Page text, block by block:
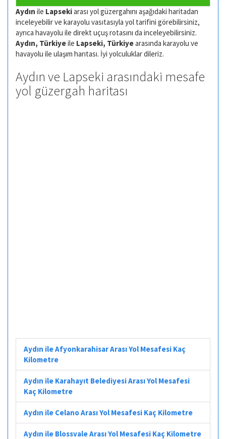
Aydın ile Lapsekiarası yol güzergahını aşağıdaki haritadan
inceleyebilir ve karayolu vasıtasıyla yol tarifini görebilirsiniz,
ayrıca havayolu ile direkt uçuş rotasını da inceleyebilirsiniz.
Aydın, Türkiyeile Lapseki, Türkiyearasında karayolu ve
havayolu ile ulaşım harıtası. İyi yolculuklar dileriz.
Aydın ve Lapseki arasındaki mesafe
yol güzergah haritası
Aydın ile Afyonkarahisar Arası Yol Mesafesi Kaç
Kilometre
Aydın ile Karahayıt Belediyesi Arası Yol Mesafesi
Kaç Kilometre
Aydın ile Celano Arası Yol Mesafesi Kaç Kilometre
Aydın ile Blossvale Arası Yol Mesafesi Kaç Kilometre